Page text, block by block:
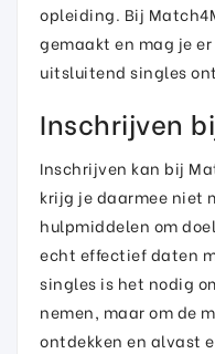
opleiding. Bij
gemaakt en mag je
uitsluitend singles
Inschrijven
Inschrijven kan bij
krijg je daarmee niet
hulpmiddelen om
echt effectief daten
singles is het nodig
nemen, maar om de
ontdekken en alvast